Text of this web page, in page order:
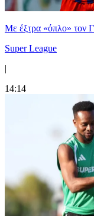
Mε έξτρα «όπλο» τον
Super League
|
14:14